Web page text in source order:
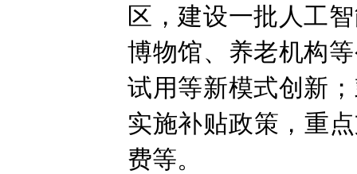
区，建设一批人工
博物馆、养老机构
试用等新模式创新
实施补贴政策，重
费等。